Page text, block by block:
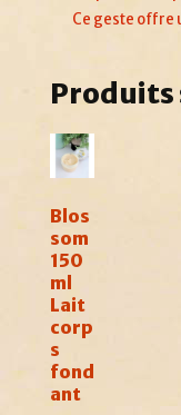
Ce geste offre
Produits
Blos
som
150
ml
Lait
corp
s
fond
ant